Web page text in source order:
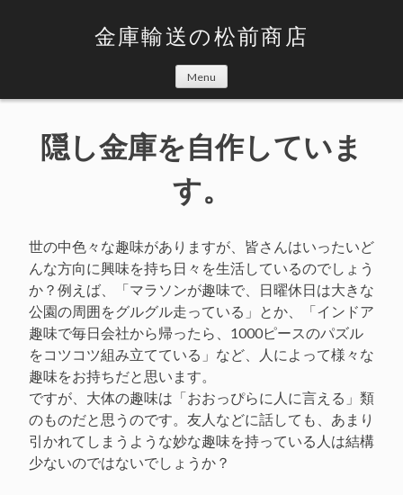
金庫輸送の松前商店
Menu
隠し金庫を自作していま
す。
世の中色々な趣味がありますが、皆さんはいったいど
んな方向に興味を持ち日々を生活しているのでしょう
か？例えば、「マラソンが趣味で、日曜休日は大きな
公園の周囲をグルグル走っている」とか、「インドア
趣味で毎日会社から帰ったら、1000ピースのパズル
をコツコツ組み立てている」など、人によって様々な
趣味をお持ちだと思います。
ですが、大体の趣味は「おおっぴらに人に言える」類
のものだと思うのです。友人などに話しても、あまり
引かれてしまうような妙な趣味を持っている人は結構
少ないのではないでしょうか？